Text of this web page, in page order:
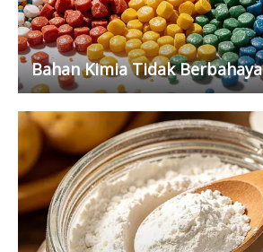
Bahan Kimia Tidak Berbahaya